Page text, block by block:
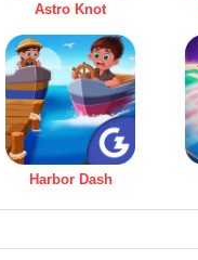
Astro Knot
Harbor Dash